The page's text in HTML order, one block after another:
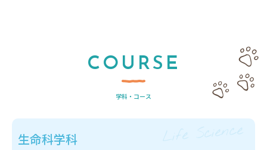
COURSE
学科・コース
生命科学科 Life Science